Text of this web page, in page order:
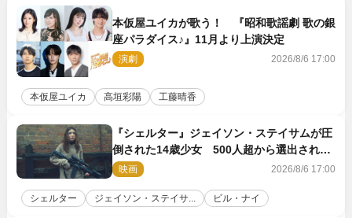
本仮屋ユイカが歌う！ 『昭和歌謡劇 歌の銀
座パラダイス♪』11月より上演決定
演劇 2026/8/6 17:00
本仮屋ユイカ 高垣彩陽 工藤晴香
『シェルター』ジェイソン・ステイサムが圧
倒された14歳少女 500人超から選出された
新鋭ボディ・レイ・ブレスナックとは
映画 2026/8/6 17:00
シェルター ジェイソン・ステイサ... ビル・ナイ